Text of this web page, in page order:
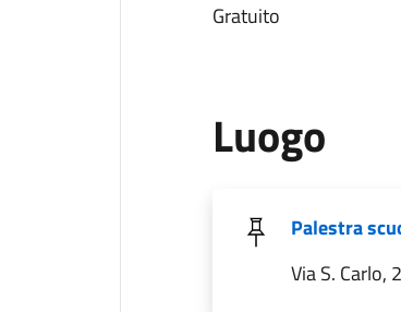
Gratuito
Luogo
Palestra
Via S. Carlo,